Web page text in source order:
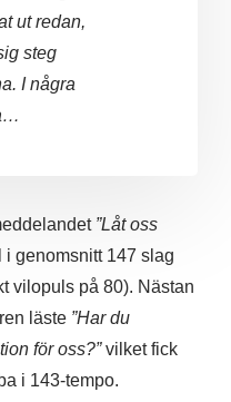
ut redan,
steg
I några
”Låt oss
genomsnitt 147 slag
vilopuls på 80). Nästan
läste ”Har du
för oss?”vilket fick
i 143-tempo.